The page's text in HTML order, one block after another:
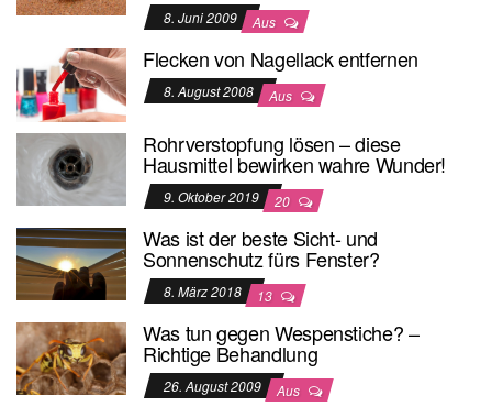
8. Juni 2009 Aus
Flecken von Nagellack entfernen
8. August 2008 Aus
Rohrverstopfung lösen – diese
Hausmittel bewirken wahre Wunder!
9. Oktober 2019 20
Was ist der beste Sicht- und
Sonnenschutz fürs Fenster?
8. März 2018 13
Was tun gegen Wespenstiche? –
Richtige Behandlung
26. August 2009 Aus